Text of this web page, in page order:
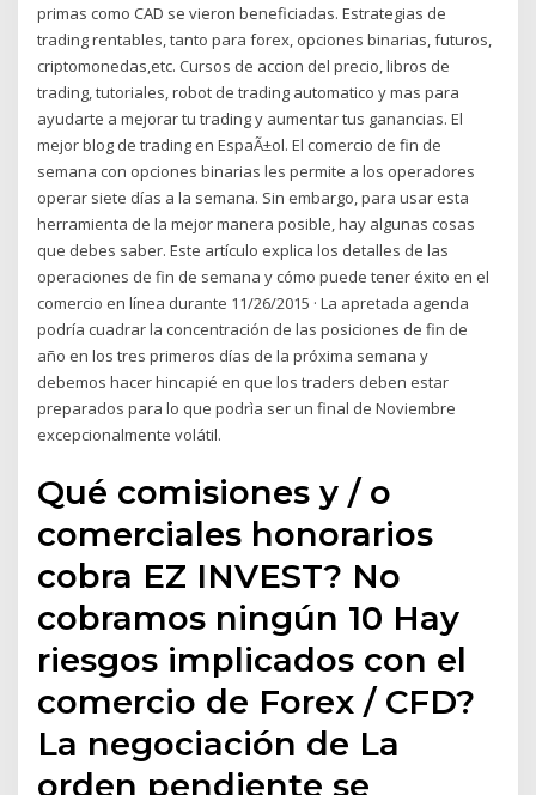
primas como CAD se vieron beneficiadas. Estrategias de
trading rentables, tanto para forex, opciones binarias, futuros,
criptomonedas,etc. Cursos de accion del precio, libros de
trading, tutoriales, robot de trading automatico y mas para
ayudarte a mejorar tu trading y aumentar tus ganancias. El
mejor blog de trading en EspaÃ±ol. El comercio de fin de
semana con opciones binarias les permite a los operadores
operar siete días a la semana. Sin embargo, para usar esta
herramienta de la mejor manera posible, hay algunas cosas
que debes saber. Este artículo explica los detalles de las
operaciones de fin de semana y cómo puede tener éxito en el
comercio en línea durante 11/26/2015 · La apretada agenda
podría cuadrar la concentración de las posiciones de fin de
año en los tres primeros días de la próxima semana y
debemos hacer hincapié en que los traders deben estar
preparados para lo que podrìa ser un final de Noviembre
excepcionalmente volátil.
Qué comisiones y / o
comerciales honorarios
cobra EZ INVEST? No
cobramos ningún 10 Hay
riesgos implicados con el
comercio de Forex / CFD?
La negociación de La
orden pendiente se